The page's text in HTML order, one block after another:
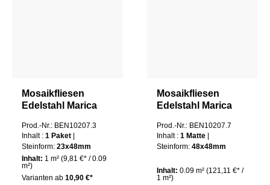
Mosaikfliesen
Edelstahl Marica
Gebürstet 1 Paket
Prod.-Nr.: BEN10207.3
Inhalt : 1 Paket
Steinform: 23x48mm
Inhalt: 1 m² (9,81 €* / 0.09
m²)
Varianten ab 10,90 €*
Mosaikfliesen
Edelstahl Marica
Gebürstet 1 Matte
Prod.-Nr.: BEN10207.7
Inhalt : 1 Matte
Steinform: 48x48mm
Inhalt: 0.09 m² (121,11 €* /
1 m²)